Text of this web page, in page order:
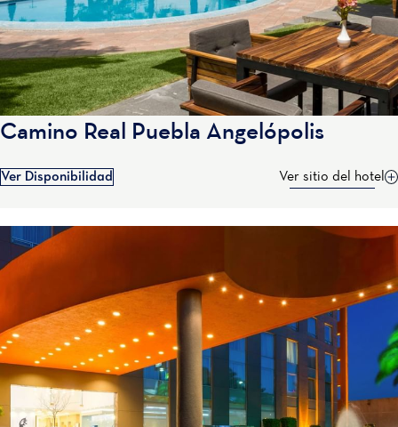
Camino Real Puebla Angelópolis
Ver Disponibilidad Ver sitio del hotel